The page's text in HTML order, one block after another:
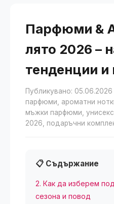
Парфюми &
лято 2026 –
тенденции и
Публикувано: 05.06.2026
парфюми, ароматни
мъжки парфюми,
2026, подаръчни
📋 Съдържание
2. Как да изберем
сезона и повод